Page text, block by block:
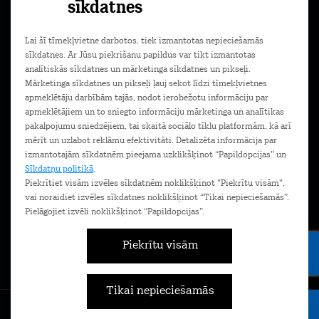
sīkdatnes
Lai šī tīmekļvietne darbotos, tiek izmantotas nepieciešamās
sīkdatnes. Ar Jūsu piekrišanu papildus var tikt izmantotas
analītiskās sīkdatnes un mārketinga sīkdatnes un pikseļi.
Mārketinga sīkdatnes un pikseļi ļauj sekot līdzi tīmekļvietnes
apmeklētāju darbībām tajās, nodot ierobežotu informāciju par
apmeklētājiem un to sniegto informāciju mārketinga un analītikas
pakalpojumu sniedzējiem, tai skaitā sociālo tīklu platformām, kā arī
mērīt un uzlabot reklāmu efektivitāti. Detalizēta informācija par
izmantotajām sīkdatnēm pieejama uzklikšķinot “Papildopcijas” un
Sīkdatņu politikā.
Piekrītiet visām izvēles sīkdatnēm noklikšķinot "Piekrītu visām",
vai noraidiet izvēles sīkdatnes noklikšķinot “Tikai nepieciešamās”.
Pielāgojiet izvēli noklikšķinot “Papildopcijas”.
Piekrītu visām
Tikai nepieciešamās
informācijaPrivātuma politikā.
Lejupielādē Mans Tele2 lietotni savā
telefonā!